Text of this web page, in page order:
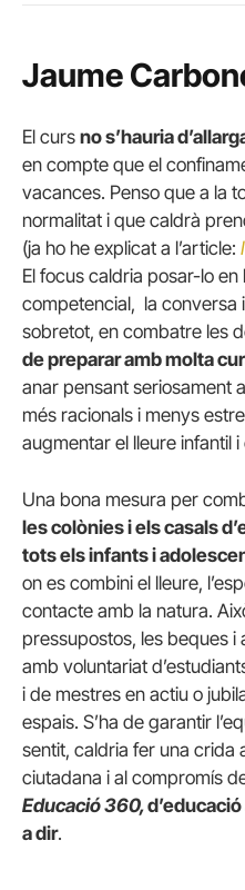
Jaume
El curs no s’hauria
en compte que el
vacances. Penso que a la
normalitat i que caldrà
(ja ho he explicat a l’article:
El focus caldria posar-lo
competencial, la conversa
sobretot, en combatre les
de preparar amb molta
anar pensant seriosament
més racionals i menys
augmentar el lleure infantil
Una bona mesura per
les colònies i els casals
tots els infants i
on es combini el lleure,
contacte amb la natura.
pressupostos, les beques i
amb voluntariat
i de mestres en actiu o
espais. S’ha de garantir
sentit, caldria fer una crida
ciutadana i al compromís
Educació 360,
a dir.